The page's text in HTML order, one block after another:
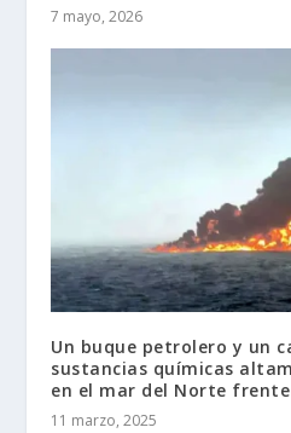
7 mayo, 2026
Un buque petrolero y un
sustancias químicas
en el mar del Norte
11 marzo, 2025